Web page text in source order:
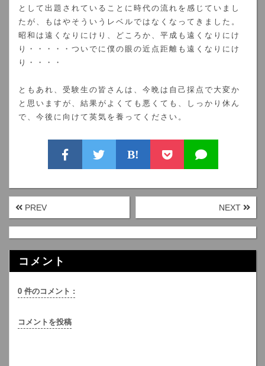
として出題されていることに時代の流れを感じていまし
たが、もはやそういうレベルではなくなってきました。
昭和は遠くなりにけり、どころか、平成も遠くなりにけ
り・・・・・ついでに僕の眼の近点距離も遠くなりにけ
り・・・・
ともあれ、受験生の皆さんは、今晩は自己採点で大変か
と思いますが、結果がよくても悪くても、しっかり休ん
で、今後に向けて英気を養ってください。
B!
PREV NEXT
コメント
0 件のコメント :
コメントを投稿